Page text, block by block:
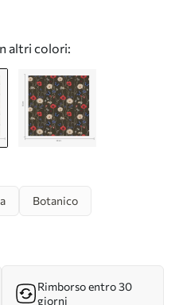
altri colori:
Botanico
Rimborso entro 30
giorni